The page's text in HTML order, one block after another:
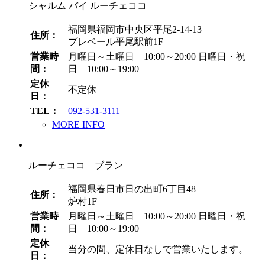
シャルム バイ ルーチェココ
住所：
福岡県福岡市中央区平尾2-14-13
プレベール平尾駅前1F
営業時
間：
月曜日～土曜日 10:00～20:00 日曜日・祝
日 10:00～19:00
定休
日：
不定休
TEL：
092-531-3111
MORE INFO
ルーチェココ ブラン
住所：
福岡県春日市日の出町6丁目48
炉村1F
営業時
間：
月曜日～土曜日 10:00～20:00 日曜日・祝
日 10:00～19:00
定休
日：
当分の間、定休日なしで営業いたします。